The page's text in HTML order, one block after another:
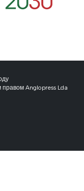
Anglopress Lda